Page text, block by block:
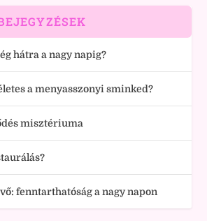
hátra a nagy napig?
a menyasszonyi sminked?
misztériuma
fenntarthatóság a nagy napon